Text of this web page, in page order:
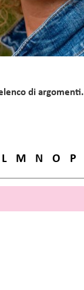
di
L M N O P